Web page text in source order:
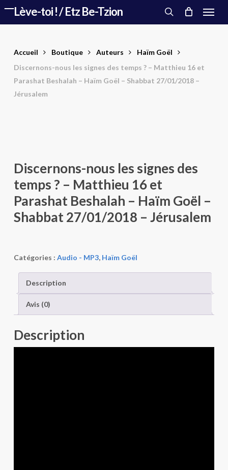
Lève-toi ! / Etz Be-Tzion
search
Menu
Accueil Boutique Auteurs
Haïm Goël
Discernons-nous les signes des temps ? – Matthieu 16 et
Parashat Beshalah – Haïm Goël – Shabbat 27/01/2018 –
Jérusalem
Discernons-nous les signes des
temps ? – Matthieu 16 et
Parashat Beshalah – Haïm Goël –
Shabbat 27/01/2018 – Jérusalem
Catégories : Audio - MP3, Haïm Goël
Description
Avis (0)
Description